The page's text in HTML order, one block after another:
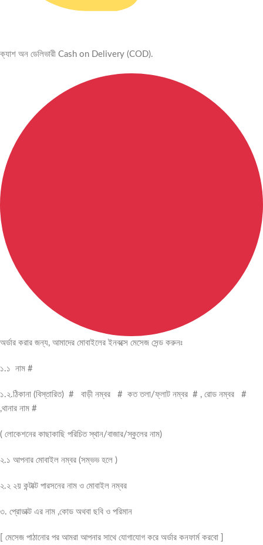
ক্যাশ অন ডেলিভারী Cash on Delivery (COD).
অর্ডার করার জন্য, আমাদের মোবাইলের ইনবক্সে মেসেজ সেন্ড করুনঃ
১.১ নাম #
১.২.ঠিকানা (বিস্তারিত) # বাড়ী নম্বর # কত তলা/ফ্লাট নম্বর # , রোড নম্বর #
,থানার নাম #
( লোকেশনের কাছাকাছি পরিচিত স্থান/বাজার/স্কুলের নাম)
২.১ আপনার মোবাইল নম্বর (সম্ভভ হলে )
২.২ ২য় কন্টাক্ট পারসনের নাম ও মোবাইল নম্বর
৩. প্রোডাক্ট এর নাম ,কোড অথবা ছবি ও পরিমান
[ মেসেজ পাঠানোর পর আমরা আপনার সাথে যোগাযোগ করে অর্ডার কনফার্ম করবো ]